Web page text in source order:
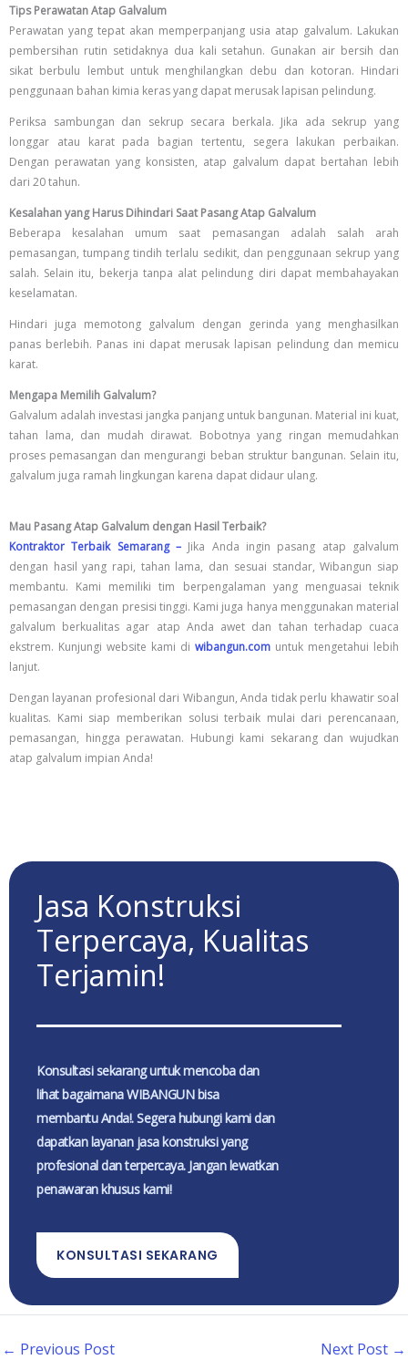
Tips Perawatan Atap Galvalum
Perawatan yang tepat akan memperpanjang usia atap galvalum. Lakukan
pembersihan rutin setidaknya dua kali setahun. Gunakan air bersih dan
sikat berbulu lembut untuk menghilangkan debu dan kotoran. Hindari
penggunaan bahan kimia keras yang dapat merusak lapisan pelindung.
Periksa sambungan dan sekrup secara berkala. Jika ada sekrup yang
longgar atau karat pada bagian tertentu, segera lakukan perbaikan.
Dengan perawatan yang konsisten, atap galvalum dapat bertahan lebih
dari 20 tahun.
Kesalahan yang Harus Dihindari Saat Pasang Atap Galvalum
Beberapa kesalahan umum saat pemasangan adalah salah arah
pemasangan, tumpang tindih terlalu sedikit, dan penggunaan sekrup yang
salah. Selain itu, bekerja tanpa alat pelindung diri dapat membahayakan
keselamatan.
Hindari juga memotong galvalum dengan gerinda yang menghasilkan
panas berlebih. Panas ini dapat merusak lapisan pelindung dan memicu
karat.
Mengapa Memilih Galvalum?
Galvalum adalah investasi jangka panjang untuk bangunan. Material ini kuat,
tahan lama, dan mudah dirawat. Bobotnya yang ringan memudahkan
proses pemasangan dan mengurangi beban struktur bangunan. Selain itu,
galvalum juga ramah lingkungan karena dapat didaur ulang.
Mau Pasang Atap Galvalum dengan Hasil Terbaik?
Kontraktor Terbaik Semarang – Jika Anda ingin pasang atap galvalum
dengan hasil yang rapi, tahan lama, dan sesuai standar, Wibangun siap
membantu. Kami memiliki tim berpengalaman yang menguasai teknik
pemasangan dengan presisi tinggi. Kami juga hanya menggunakan material
galvalum berkualitas agar atap Anda awet dan tahan terhadap cuaca
ekstrem. Kunjungi website kami di wibangun.com untuk mengetahui lebih
lanjut.
Dengan layanan profesional dari Wibangun, Anda tidak perlu khawatir soal
kualitas. Kami siap memberikan solusi terbaik mulai dari perencanaan,
pemasangan, hingga perawatan. Hubungi kami sekarang dan wujudkan
atap galvalum impian Anda!
Jasa Konstruksi
Terpercaya, Kualitas
Terjamin!
Konsultasi sekarang untuk mencoba dan
lihat bagaimana WIBANGUN bisa
membantu Anda!. Segera hubungi kami dan
dapatkan layanan jasa konstruksi yang
profesional dan terpercaya. Jangan lewatkan
penawaran khusus kami!
KONSULTASI SEKARANG
← Previous Post Next Post →